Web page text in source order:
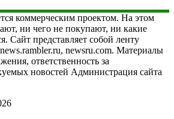
коммерческим проектом. На этом
ни чего не покупают, ни какие
Сайт представляет собой ленту
newsru.com. Материалы
ответственность за
новостей Администрация сайта